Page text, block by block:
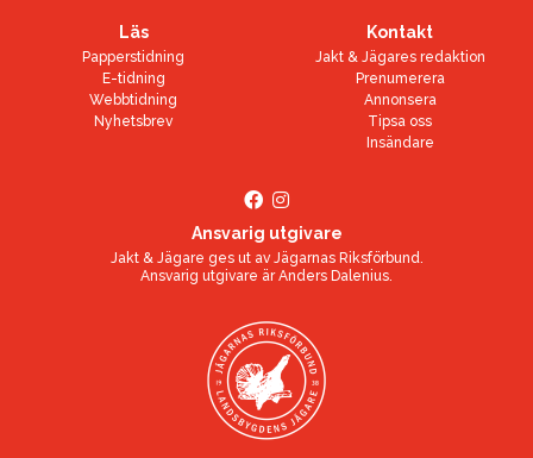
Läs
Papperstidning
E-tidning
Webbtidning
Nyhetsbrev
Kontakt
Jakt & Jägares redaktion
Prenumerera
Annonsera
Tipsa oss
Insändare
Ansvarig utgivare
Jakt & Jägare ges ut av Jägarnas Riksförbund.
Ansvarig utgivare ärAnders Dalenius.